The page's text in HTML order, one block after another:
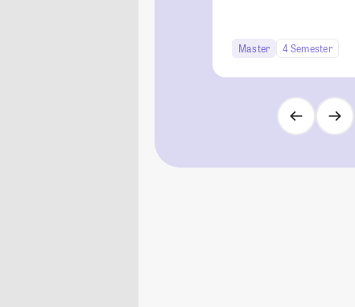
Master 4 Semester